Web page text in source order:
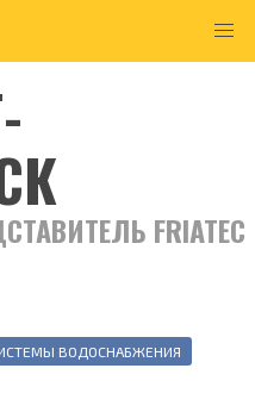
FRIATEC
ВОДОСНАБЖЕНИЯ